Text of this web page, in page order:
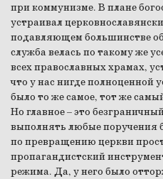
при коммунизме. В плане
устраивал
подавляющем большинстве
служба велась по такому же
всех православных храмах,
что у нас нигде полноценной
было то же самое, тот же
Но главное – это
выполнять любые поручения
по превращению церкви
пропагандистский
режима. Да, у него было